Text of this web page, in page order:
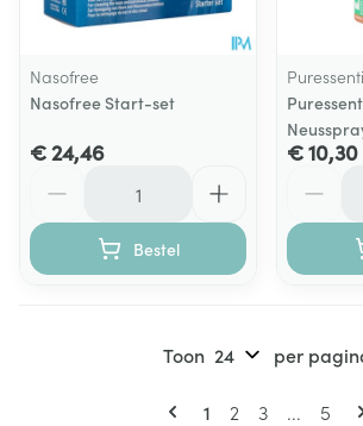
Nasofree
Nasofree Start-set
€ 24,46
Bestel
€ 10,30
Pagina's
U lees momenteel
1 Pagina
2 Pagina
3 ... 5
Toon per